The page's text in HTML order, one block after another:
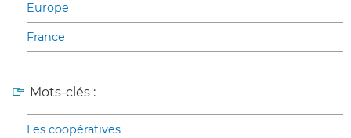
Europe
France
Mots-clés :
Les coopératives